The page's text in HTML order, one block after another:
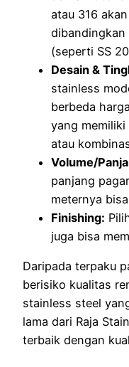
atau 316
dibandingkan
(seperti SS
Desain &
stainless
berbeda
yang
atau
Volume/
panjang
meternya
Finishing:
juga bisa
Daripada terpaku
berisiko kualitas
stainless steel
lama dari Raja
terbaik dengan